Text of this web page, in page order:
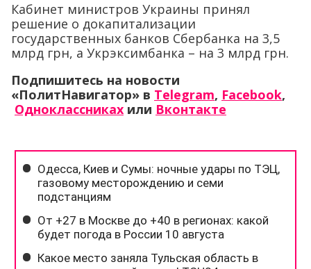
Кабинет министров Украины принял
решение о докапитализации
государственных банков Сбербанка на 3,5
млрд грн, а Укрэксимбанка – на 3 млрд грн.
Подпишитесь на новости
«ПолитНавигатор» в Telegram, Facebook,
Одноклассниках или Вконтакте